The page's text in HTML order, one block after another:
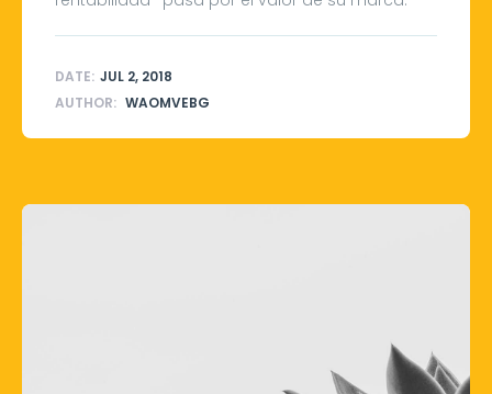
DATE: JUL 2, 2018
AUTHOR: WAOMVEBG